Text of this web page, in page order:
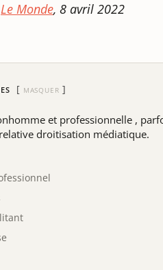
Le Monde, 8 avril 2022
MASQUER
et professionnelle ,
droitisation médiatique.